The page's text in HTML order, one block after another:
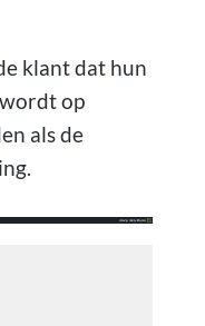
klant dat hun
op
als de